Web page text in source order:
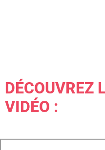
DÉCOUVREZ
VIDÉO :